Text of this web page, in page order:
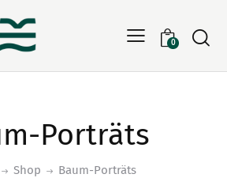
0
Porträts
Shop Baum-Porträts